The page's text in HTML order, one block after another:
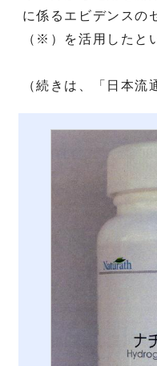
に係るエビデンスの
（※）を活用したと
（続きは、「日本流